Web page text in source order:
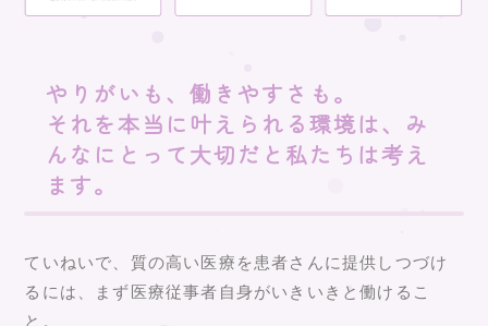
やりがいも、働きやすさも。
それを本当に叶えられる環境は、み
んなにとって大切だと私たちは考え
ます。
ていねいで、質の高い医療を患者さんに提供しつづけ
るには、まず医療従事者自身がいきいきと働けるこ
と。